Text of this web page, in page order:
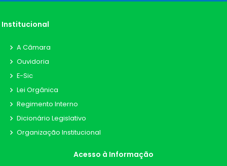
Institucional
A Câmara
Ouvidoria
E-Sic
Lei Orgânica
Regimento Interno
Dicionário Legislativo
Organização Institucional
Acesso à Informação